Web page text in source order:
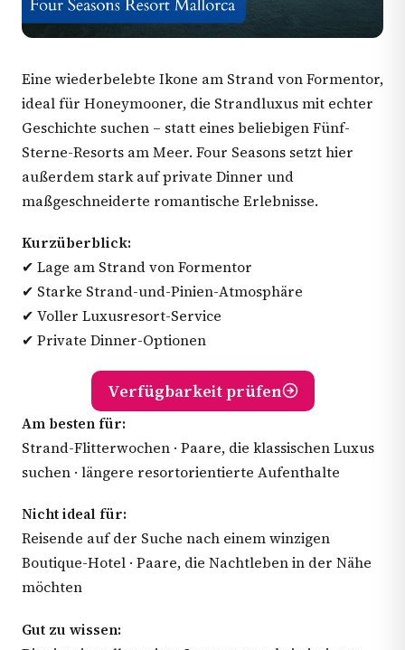
Eine wiederbelebte Ikone am Strand von Formentor,
ideal für Honeymooner, die Strandluxus mit echter
Geschichte suchen – statt eines beliebigen Fünf-
Sterne-Resorts am Meer. Four Seasons setzt hier
außerdem stark auf private Dinner und
maßgeschneiderte romantische Erlebnisse.
Kurzüberblick:
✔ Lage am Strand von Formentor
✔ Starke Strand-und-Pinien-Atmosphäre
✔ Voller Luxusresort-Service
✔ Private Dinner-Optionen
Verfügbarkeit prüfen
Am besten für:
Strand-Flitterwochen · Paare, die klassischen Luxus
suchen · längere resortorientierte Aufenthalte
Nicht ideal für:
Reisende auf der Suche nach einem winzigen
Boutique-Hotel · Paare, die Nachtleben in der Nähe
möchten
Gut zu wissen: